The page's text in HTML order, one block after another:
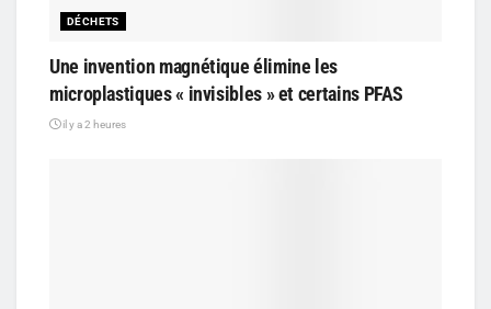
DÉCHETS
Une invention magnétique élimine les
microplastiques « invisibles » et certains PFAS
il y a 2 heures